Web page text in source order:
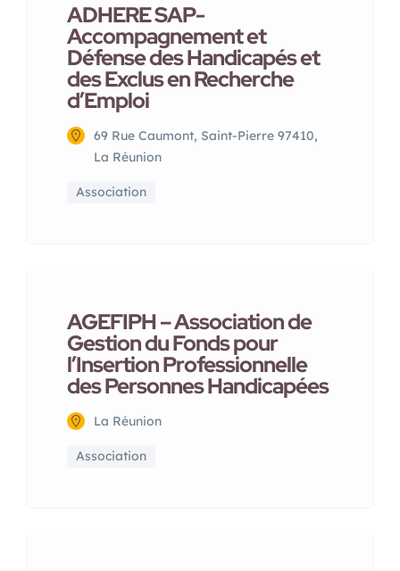
ADHERE SAP-
Accompagnement et
Défense des Handicapés et
des Exclus en Recherche
d’Emploi
69 Rue Caumont, Saint-Pierre 97410,
La Réunion
Association
AGEFIPH – Association de
Gestion du Fonds pour
l’Insertion Professionnelle
des Personnes Handicapées
La Réunion
Association